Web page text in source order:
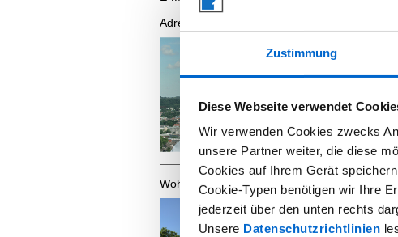
Zustimmung
Diese Webseite verwendet
Wir verwenden Cookies zwecks
unsere Partner weiter, die diese
Cookies auf Ihrem Gerät
Cookie-Typen benötigen wir Ihre
jederzeit über den unten rechts
Unsere Datenschutzrichtlinien
​Adresse:
Wohnlagen Wuppertal: